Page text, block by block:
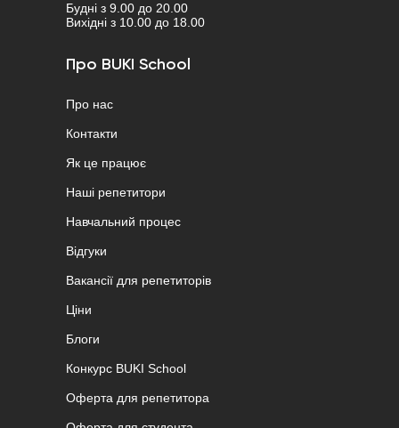
Будні з 9.00 до 20.00
Вихідні з 10.00 до 18.00
Про BUKI School
Про нас
Контакти
Як це працює
Наші репетитори
Навчальний процес
Відгуки
Вакансії для репетиторів
Ціни
Блоги
Конкурс BUKI School
Оферта для репетитора